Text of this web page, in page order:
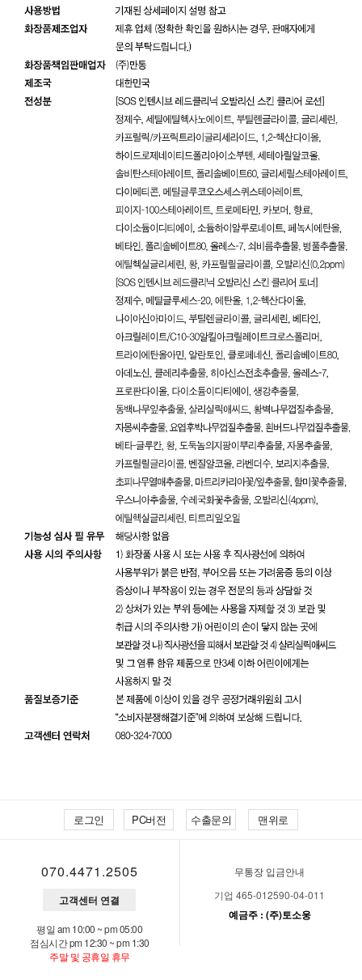
로그인 PC버전 수출문의 맨위로
070.4471.2505
고객센터 연결
평일 am 10:00 ~ pm 05:00
점심시간 pm 12:30 ~ pm 1:30
주말 및 공휴일 휴무
무통장 입금안내
기업 465-012590-04-011
예금주 : (주)토소웅